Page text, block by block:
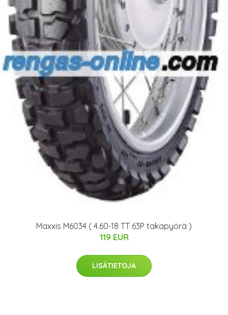
Maxxis M6034 ( 4.60-18 TT 63P takapyörä )
119 EUR
LISÄTIETOJA